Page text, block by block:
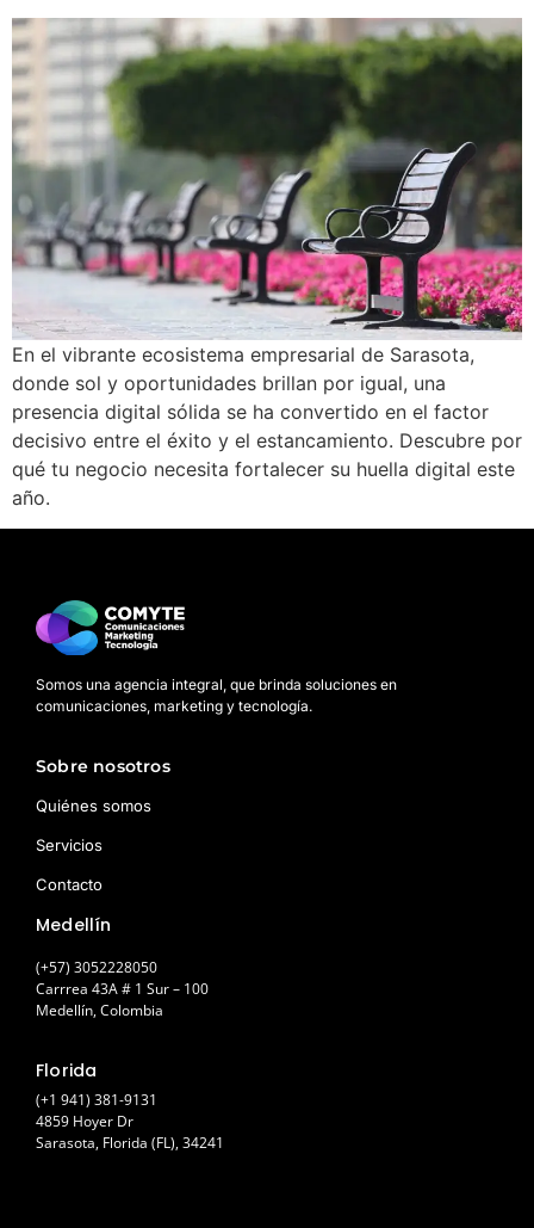
En el vibrante ecosistema empresarial de Sarasota,
donde sol y oportunidades brillan por igual, una
presencia digital sólida se ha convertido en el factor
decisivo entre el éxito y el estancamiento. Descubre por
qué tu negocio necesita fortalecer su huella digital este
año.
Somos una agencia integral, que brinda soluciones en
comunicaciones, marketing y tecnología.
Sobre nosotros
Quiénes somos
Servicios
Contacto
Medellín
(+57) 3052228050
Carrrea 43A # 1 Sur – 100
Medellín, Colombia
Florida
(+1 941) 381-9131
4859 Hoyer Dr
Sarasota, Florida (FL), 34241